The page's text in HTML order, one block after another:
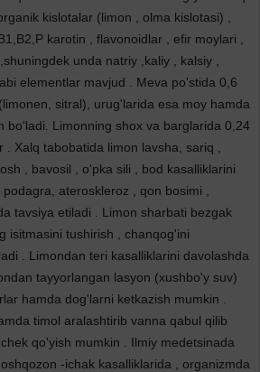
kislotalar (limon , olma kislotasi) ,
karotin , flavonoidlar , efir moylari ,
unda natriy ,kaliy , kalsiy ,
elementlar mavjud . Meva po'stida 0,6
sitral), urug'larida esa moy hamda
bo'ladi. Limonning shox va barglarida 0,24
Xalq tabobatida limon lavsha, sariq ,
, bavosil , o'pka sili , bod kasalliklarini
ateroskleroz , qon bosimi ,
tavsiya etiladi . Limon sharbati bezgak
isitmasini tushirish , chanqog'ini
. Limondan teri kasalliklarini davolashda
tayyorlangan lasyon (xushbo'y suv)
hamda dog'larni ketkazish mumkin .
timol aralashtirib vanna qabul qilib
qo'yish mumkin . Ilmiy medetsinada
-ichak kasalliklarida , organizmda